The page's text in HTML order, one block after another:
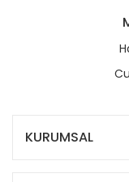
KURUMSAL